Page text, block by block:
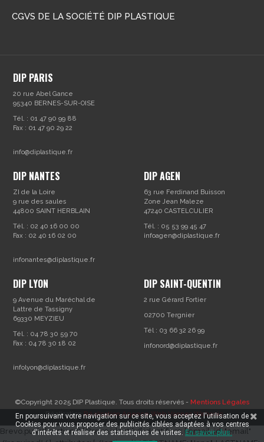
CGVS DE LA SOCIÉTÉ DIP PLASTIQUE
DIP PARIS
20 rue Abel Gance
95340 BERNES-SUR-OISE
Tél. : 01 47 90 99 88
Fax : 01 47 90 29 22
info@diplastique.fr
DIP NANTES
ZI de la Loire
9 rue des saules
44800 SAINT HERBLAIN
Tél. : 02 40 16 00 00
Fax : 02 40 16 02 00
infonantes@diplastique.fr
DIP AGEN
63 rue Ferdinand Buisson
Zone Jean Maleze
47240 CASTELCULIER
Tél. : 05 53 99 45 47
infoagen@diplastique.fr
DIP LYON
9 Avenue du Maréchal de
Lattre de Tassigny
69330 MEYZIEU
Tél. : 04 78 30 59 70
Fax : 04 78 30 18 02
infolyon@diplastique.fr
DIP SAINT-QUENTIN
2 rue Gérard Fortier
02700 Tergnier
Tél : 03 66 32 26 99
infonord@diplastique.fr
©Copyright 2025 DIP Plastique. Tous droits réservés - Mentions Légales
- RéalisationRéalisation Agence Web Vannes Webapic
En poursuivant votre navigation sur ce site, vous acceptez l'utilisation de
Cookies pour vous proposer des publicités ciblées adaptées à vos centres
d'intérêts et réaliser des statistiques de visites. En savoir plus.
Brevo.push(function () { Brevo.identify({ identifiers: { email_id: "email"